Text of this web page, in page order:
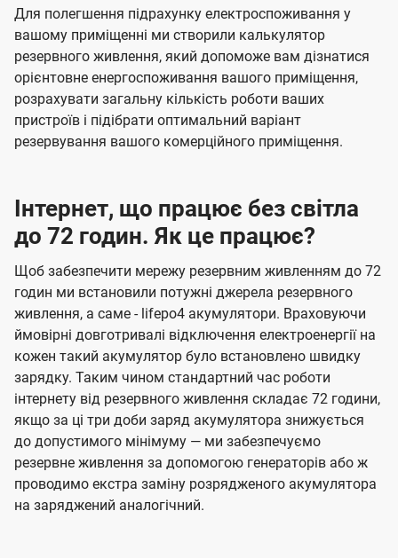
Для полегшення підрахунку електроспоживання у
вашому приміщенні ми створили калькулятор
резервного живлення, який допоможе вам дізнатися
орієнтовне енергоспоживання вашого приміщення,
розрахувати загальну кількість роботи ваших
пристроїв і підібрати оптимальний варіант
резервування вашого комерційного приміщення.
Інтернет, що працює без світла
до 72 годин. Як це працює?
Щоб забезпечити мережу резервним живленням до 72
годин ми встановили потужні джерела резервного
живлення, а саме - lifepo4 акумулятори. Враховуючи
ймовірні довготривалі відключення електроенергії на
кожен такий акумулятор було встановлено швидку
зарядку. Таким чином стандартний час роботи
інтернету від резервного живлення складає 72 години,
якщо за ці три доби заряд акумулятора знижується
до допустимого мінімуму — ми забезпечуємо
резервне живлення за допомогою генераторів або ж
проводимо екстра заміну розрядженого акумулятора
на заряджений аналогічний.